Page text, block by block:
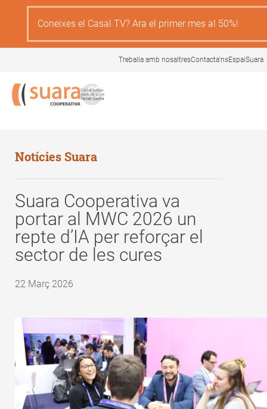
content
Coneixes el Casal TV? Ara el primer mes al 50%!
Treballa amb nosaltresContacta'nsEspaiSuara
Notícies Suara
Suara Cooperativa va
portar al MWC 2026 un
repte d’IA per reforçar el
sector de les cures
22 Març 2026